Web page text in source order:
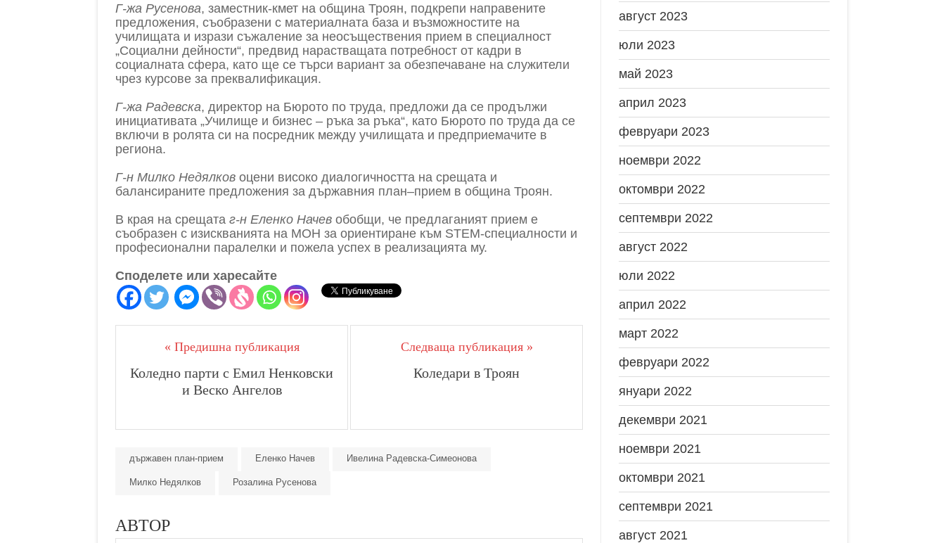
Г-жа Русенова, заместник-кмет на община Троян, подкрепи направените
предложения, съобразени с материалната база и възможностите на
училищата и изрази съжаление за неосъществения прием в специалност
„Социални дейности“, предвид нарастващата потребност от кадри в
социалната сфера, като ще се търси вариант за обезпечаване на служители
чрез курсове за преквалификация.
Г-жа Радевска, директор на Бюрото по труда, предложи да се продължи
инициативата „Училище и бизнес – ръка за ръка“, като Бюрото по труда да се
включи в ролята си на посредник между училищата и предприемачите в
региона.
Г-н Милко Недялков оцени високо диалогичността на срещата и
балансираните предложения за държавния план–прием в община Троян.
В края на срещата г-н Еленко Начев обобщи, че предлаганият прием е
съобразен с изискванията на МОН за ориентиране към STEM-специалности и
професионални паралелки и пожела успех в реализацията му.
Споделете или харесайте
« Предишна публикация
Коледно парти с Емил Ненковски
и Веско Ангелов
Следваща публикация »
Коледари в Троян
държавен план-прием Еленко Начев Ивелина Радевска-Симеонова
Милко Недялков Розалина Русенова
АВТОР
август 2023
юли 2023
май 2023
април 2023
февруари 2023
ноември 2022
октомври 2022
септември 2022
август 2022
юли 2022
април 2022
март 2022
февруари 2022
януари 2022
декември 2021
ноември 2021
октомври 2021
септември 2021
август 2021